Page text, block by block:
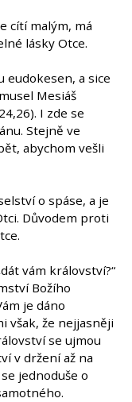
cítí malým, má
lásky Otce.
eudokesen, a sice
Mesiáš
I zde se
Stejně ve
abychom vešli
o spáse, a je
Důvodem proti
vám království?“
Božího
je dáno
však, že nejjasněji
se ujmou
v držení až na
jednoduše o